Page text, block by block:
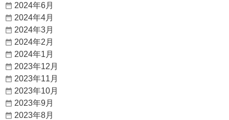
2024年6月
2024年4月
2024年3月
2024年2月
2024年1月
2023年12月
2023年11月
2023年10月
2023年9月
2023年8月